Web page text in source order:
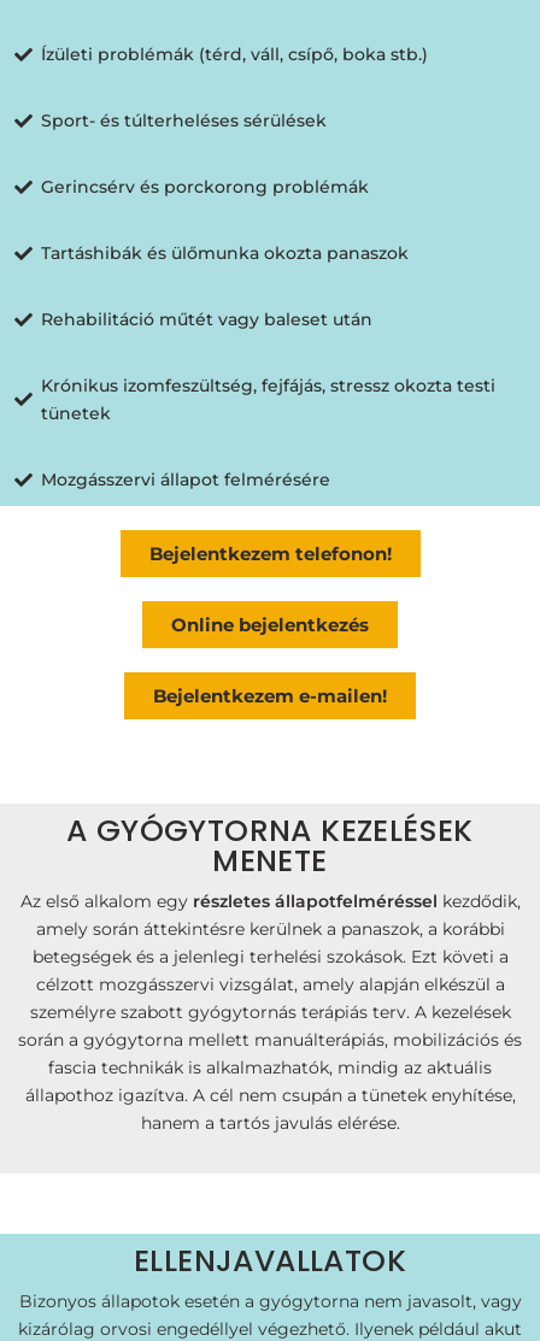
Ízületi problémák (térd, váll, csípő, boka stb.)
Sport- és túlterheléses sérülések
Gerincsérv és porckorong problémák
Tartáshibák és ülőmunka okozta panaszok
Rehabilitáció műtét vagy baleset után
Krónikus izomfeszültség, fejfájás, stressz okozta testi
tünetek
Mozgásszervi állapot felmérésére
Bejelentkezem telefonon!
Online bejelentkezés
Bejelentkezem e-mailen!
A GYÓGYTORNA KEZELÉSEK
MENETE
Az első alkalom egy részletes állapotfelméréssel kezdődik,
amely során áttekintésre kerülnek a panaszok, a korábbi
betegségek és a jelenlegi terhelési szokások. Ezt követi a
célzott mozgásszervi vizsgálat, amely alapján elkészül a
személyre szabott gyógytornás terápiás terv. A kezelések
során a gyógytorna mellett manuálterápiás, mobilizációs és
fascia technikák is alkalmazhatók, mindig az aktuális
állapothoz igazítva. A cél nem csupán a tünetek enyhítése,
hanem a tartós javulás elérése.
ELLENJAVALLATOK
Bizonyos állapotok esetén a gyógytorna nem javasolt, vagy
kizárólag orvosi engedéllyel végezhető. Ilyenek például akut